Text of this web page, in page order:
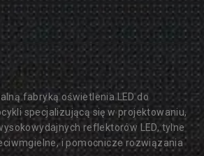
fabryką oświetlenia LED do
specjalizującą się w projektowaniu,
reflektorów LED, tylne
i pomocnicze rozwiązania